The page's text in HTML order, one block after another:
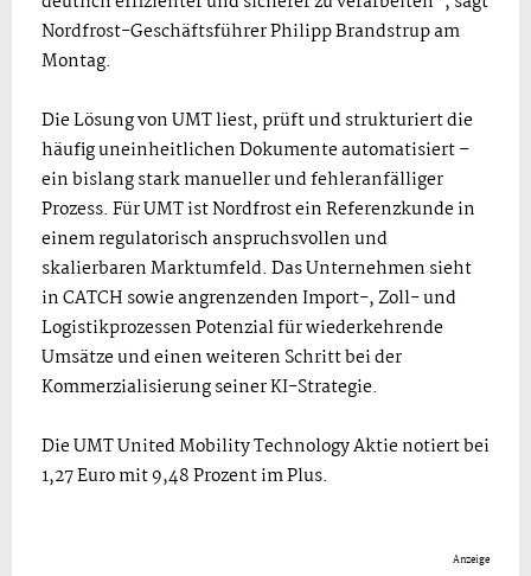
Nordfrost-Geschäftsführer Philipp Brandstrup am
Montag.
Die Lösung von UMT liest, prüft und strukturiert die
häufig uneinheitlichen Dokumente automatisiert –
ein bislang stark manueller und fehleranfälliger
Prozess. Für UMT ist Nordfrost ein Referenzkunde in
einem regulatorisch anspruchsvollen und
skalierbaren Marktumfeld. Das Unternehmen sieht
in CATCH sowie angrenzenden Import-, Zoll- und
Logistikprozessen Potenzial für wiederkehrende
Umsätze und einen weiteren Schritt bei der
Kommerzialisierung seiner KI-Strategie.
Die UMT United Mobility Technology Aktie notiert bei
1,27 Euro mit 9,48 Prozent im Plus.
Anzeige